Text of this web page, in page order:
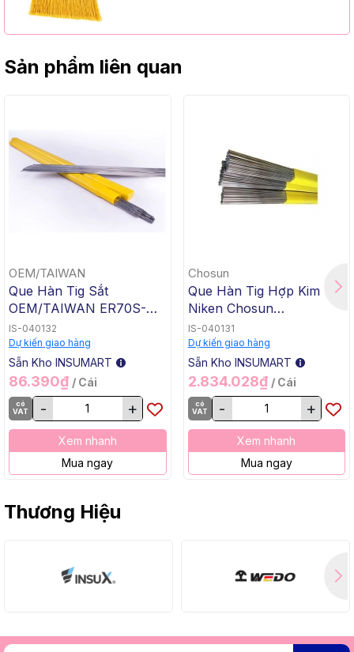
Sản phẩm liên quan
OEM/TAIWAN
Que Hàn Tig Sắt
OEM/TAIWAN ER70S-G
TG-50, 1.6x1000mm, 5 Kg
/ Hộp, 20 Kg / Thùng
IS-040132
Dự kiến giao hàng
Sẵn Kho INSUMART
86.390₫ / Cái
có
VAT
- +
Xem nhanh
Mua ngay
Chosun
Que Hàn Tig Hợp Kim
Niken Chosun
ERNiCrMo-3 TGC-625,
2.4x1000mm, 5 Kg / Hộp,
20 Kg / Thùng
IS-040131
Dự kiến giao hàng
Sẵn Kho INSUMART
2.834.028₫ / Cái
có
VAT
- +
Xem nhanh
Mua ngay
Thương Hiệu